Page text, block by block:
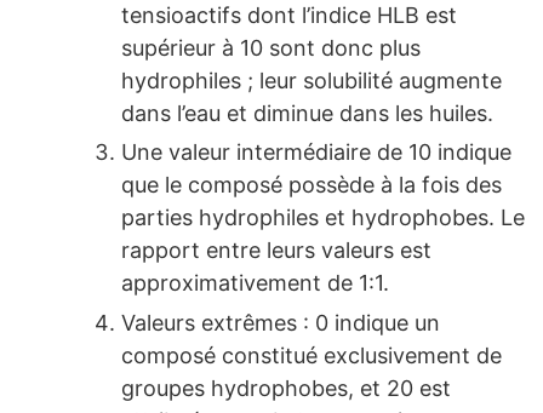
tensioactifs dont l’indice HLB est
supérieur à 10 sont donc plus
hydrophiles ; leur solubilité augmente
dans l’eau et diminue dans les huiles.
Une valeur intermédiaire de 10 indique
que le composé possède à la fois des
parties hydrophiles et hydrophobes. Le
rapport entre leurs valeurs est
approximativement de 1:1.
Valeurs extrêmes : 0 indique un
composé constitué exclusivement de
groupes hydrophobes, et 20 est